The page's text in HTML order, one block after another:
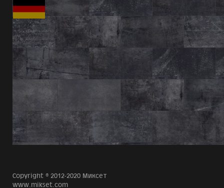
Copyright © 2012-2020 Миксет
www.mikset.com